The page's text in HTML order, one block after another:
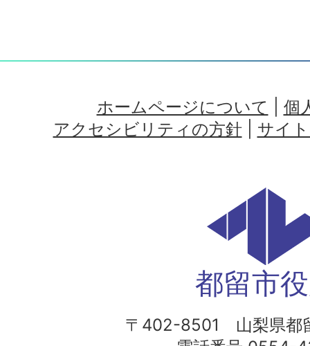
ホームページについて
個
アクセシビリティの方針| サイ
都留市
〒402-8501 山梨県都